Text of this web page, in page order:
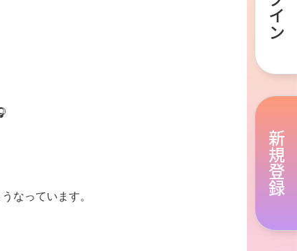
なっています。
新規登録